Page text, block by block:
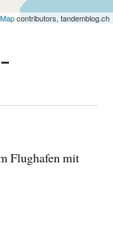
contributors, tandemblog.ch
Flughafen mit